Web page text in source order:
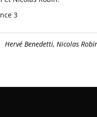
3
Hervé Benedetti,Nicolas